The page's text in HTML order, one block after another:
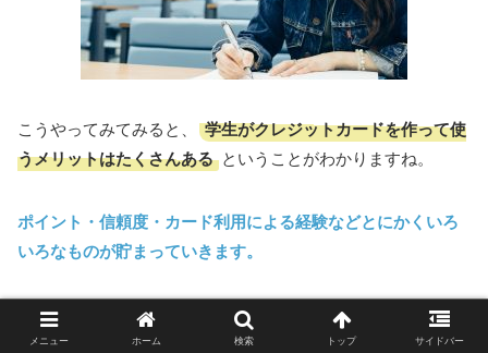
こうやってみてみると、
学生がクレジットカードを作って使
うメリットはたくさんある ということがわかりますね。
ポイント・信頼度・カード利用による経験などとにかくいろ
いろなものが貯まっていきます。
クレジットカードにマイナスなイメージばかり持つ必要はあ
りません！
メニュー ホーム 検索 トップ サイドバー